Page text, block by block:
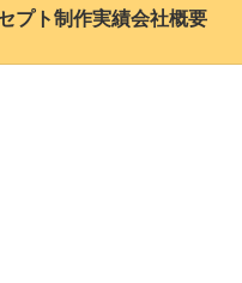
プト制作実績会社概要